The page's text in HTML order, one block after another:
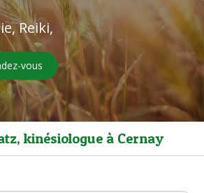
Reiki,
vous
kinésiologue à Cernay